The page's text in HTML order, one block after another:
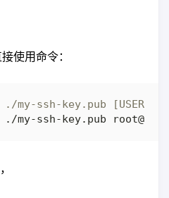
使用命令：
ssh-key.pub